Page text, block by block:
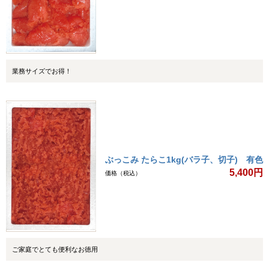
業務サイズでお得！
ぶっこみ たらこ1kg(バラ子、切子) 有色
価格（税込） 5,400円
ご家庭でとても便利なお徳用